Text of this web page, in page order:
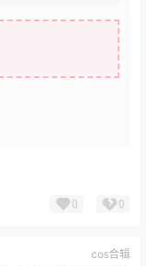
0 0
cos合辑